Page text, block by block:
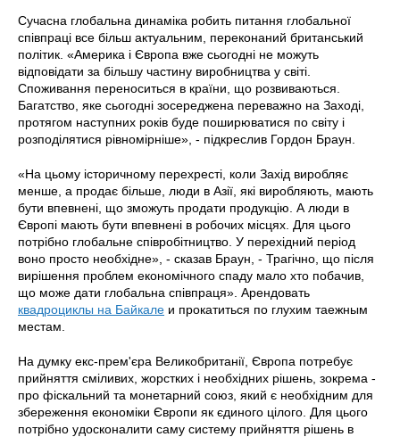
Сучасна глобальна динаміка робить питання глобальної
співпраці все більш актуальним, переконаний британський
політик. «Америка і Європа вже сьогодні не можуть
відповідати за більшу частину виробництва у світі.
Споживання переноситься в країни, що розвиваються.
Багатство, яке сьогодні зосереджена переважно на Заході,
протягом наступних років буде поширюватися по світу і
розподілятися рівномірніше», - підкреслив Гордон Браун.
«На цьому історичному перехресті, коли Захід виробляє
менше, а продає більше, люди в Азії, які виробляють, мають
бути впевнені, що зможуть продати продукцію. А люди в
Європі мають бути впевнені в робочих місцях. Для цього
потрібно глобальне співробітництво. У перехідний період
воно просто необхідне», - сказав Браун, - Трагічно, що після
вирішення проблем економічного спаду мало хто побачив,
що може дати глобальна співпраця». Арендовать
квадроциклы на Байкале и прокатиться по глухим таежным
местам.
На думку екс-прем'єра Великобританії, Європа потребує
прийняття сміливих, жорстких і необхідних рішень, зокрема -
про фіскальний та монетарний союз, який є необхідним для
збереження економіки Європи як єдиного цілого. Для цього
потрібно удосконалити саму систему прийняття рішень в